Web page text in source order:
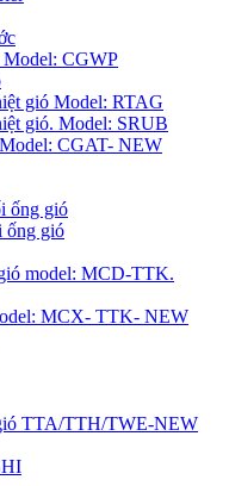
CGWP
gió Model: RTAG
gió. Model: SRUB
CGAT- NEW
ống gió
ống gió
model: MCD-TTK.
MCX- TTK- NEW
TTA/TTH/TWE-NEW